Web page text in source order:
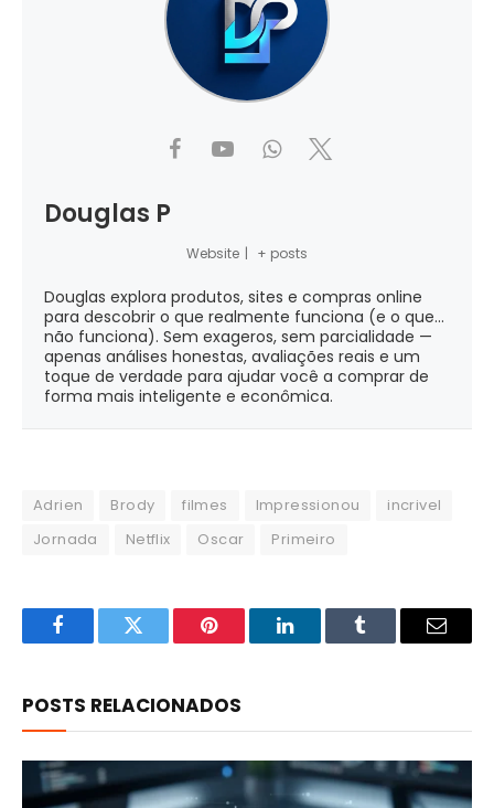
Douglas P
Website | + posts
Douglas explora produtos, sites e compras online
para descobrir o que realmente funciona (e o que...
não funciona). Sem exageros, sem parcialidade —
apenas análises honestas, avaliações reais e um
toque de verdade para ajudar você a comprar de
forma mais inteligente e econômica.
Adrien Brody filmes Impressionou
incrivel
Jornada
Netflix Oscar Primeiro
FacebookTwitter Pinterest LinkedInTumblr Email
POSTS RELACIONADOS